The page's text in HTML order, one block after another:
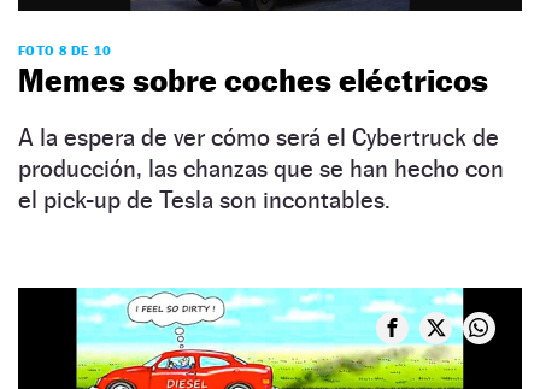
FOTO 8 DE 10
Memes sobre coches eléctricos
A la espera de ver cómo será el Cybertruck de
producción, las chanzas que se han hecho con
el pick-up de Tesla son incontables.